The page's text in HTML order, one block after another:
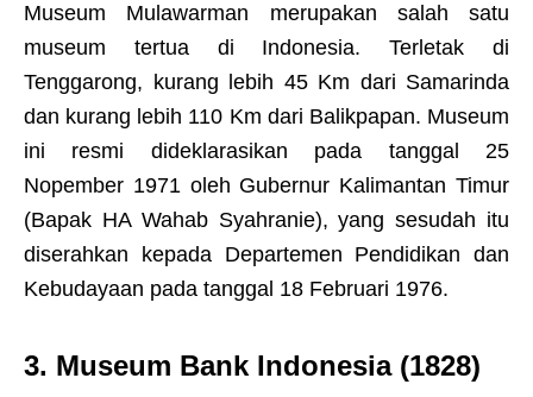
Museum Mulawarman merupakan salah satu
museum tertua di Indonesia. Terletak di
Tenggarong, kurang lebih 45 Km dari Samarinda
dan kurang lebih 110 Km dari Balikpapan. Museum
ini resmi dideklarasikan pada tanggal 25
Nopember 1971 oleh Gubernur Kalimantan Timur
(Bapak HA Wahab Syahranie), yang sesudah itu
diserahkan kepada Departemen Pendidikan dan
Kebudayaan pada tanggal 18 Februari 1976.
3. Museum Bank Indonesia (1828)